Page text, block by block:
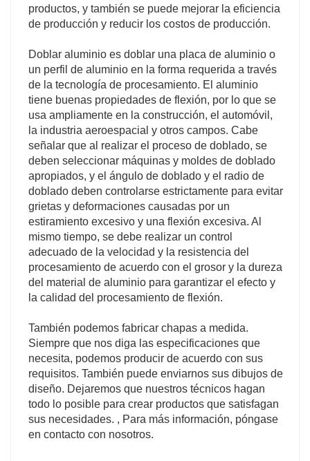
productos, y también se puede mejorar la eficiencia
de producción y reducir los costos de producción.
Doblar aluminio es doblar una placa de aluminio o
un perfil de aluminio en la forma requerida a través
de la tecnología de procesamiento. El aluminio
tiene buenas propiedades de flexión, por lo que se
usa ampliamente en la construcción, el automóvil,
la industria aeroespacial y otros campos. Cabe
señalar que al realizar el proceso de doblado, se
deben seleccionar máquinas y moldes de doblado
apropiados, y el ángulo de doblado y el radio de
doblado deben controlarse estrictamente para evitar
grietas y deformaciones causadas por un
estiramiento excesivo y una flexión excesiva. Al
mismo tiempo, se debe realizar un control
adecuado de la velocidad y la resistencia del
procesamiento de acuerdo con el grosor y la dureza
del material de aluminio para garantizar el efecto y
la calidad del procesamiento de flexión.
También podemos fabricar chapas a medida.
Siempre que nos diga las especificaciones que
necesita, podemos producir de acuerdo con sus
requisitos. También puede enviarnos sus dibujos de
diseño. Dejaremos que nuestros técnicos hagan
todo lo posible para crear productos que satisfagan
sus necesidades. , Para más información, póngase
en contacto con nosotros.